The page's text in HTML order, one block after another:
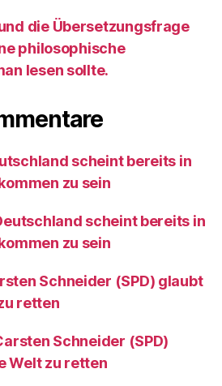
die Übersetzungsfrage
philosophische
lesen sollte.
scheint bereits in
zu sein
scheint bereits in
zu sein
Schneider (SPD) glaubt
retten
Schneider (SPD)
Welt zu retten